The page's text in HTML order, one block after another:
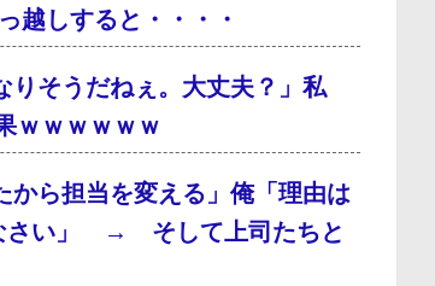
越しすると・・・・
りそうだねぇ。大丈夫？」私
ｗｗｗｗｗｗ
ら担当を変える」俺「理由は
さい」 → そして上司たちと